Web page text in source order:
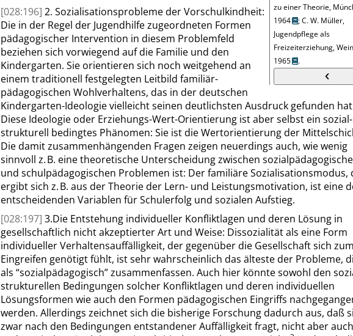
zu einer Theorie,
1964
;C. W. Müller,
Jugendpflege als
Freizeiterziehung,
1965
.
[028:196] 2. Sozialisationsprobleme der Vorschulkindheit:
Die in der Regel der Jugendhilfe zugeordneten Formen
pädagogischer Intervention in diesem Problemfeld
beziehen sich vorwiegend auf die Familie und den
Kindergarten. Sie orientieren sich noch weitgehend an
einem traditionell festgelegten Leitbild familiär-
pädagogischen Wohlverhaltens, das in der deutschen
Kindergarten-Ideologie vielleicht seinen deutlichsten Ausdruck gefunden
Diese Ideologie oder Erziehungs-Wert-Orientierung ist aber selbst ein sozial-
strukturell bedingtes Phänomen: Sie ist die Wertorientierung der
Die damit zusammenhängenden Fragen zeigen neuerdings auch, wie wenig
sinnvoll z. B. eine theoretische Unterscheidung zwischen
und schulpädagogischen Problemen ist: Der familiäre Sozialisationsmodus,
ergibt sich z. B. aus der Theorie der Lern- und Leistungsmotivation, ist eine
entscheidenden Variablen für Schulerfolg und sozialen Aufstieg.
[028:197] 3.Die Entstehung individueller Konfliktlagen und deren Lösung in
gesellschaftlich nicht akzeptierter Art und Weise: Dissozialität als eine Form
individueller Verhaltensauffälligkeit, der gegenüber die Gesellschaft sich zum
Eingreifen genötigt fühlt, ist sehr wahrscheinlich das älteste der Probleme,
als “sozialpädagogisch”zusammenfassen. Auch hier könnte sowohl den
strukturellen Bedingungen solcher Konfliktlagen und deren individuellen
Lösungsformen wie auch den Formen pädagogischen Eingriffs
werden. Allerdings zeichnet sich die bisherige Forschung dadurch aus, daß
zwar nach den Bedingungen entstandener Auffälligkeit fragt, nicht aber